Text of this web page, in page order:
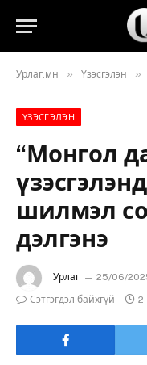
Урлаг.мн » Үзэсгэлэн »
ҮЗЭСГЭЛЭН
“Монгол
шилмэл
дэлгэнэ
Урлаг 25/06/
Сэтгэгдэл байхгүй
2